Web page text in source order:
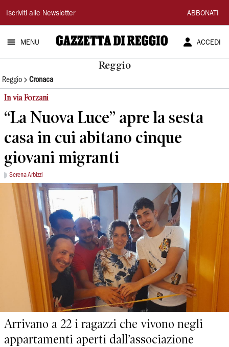
Gazzetta
di
Reggio
Iscriviti alle Newsletter ABBONATI
MENU ACCEDI
Reggio
Reggio Cronaca
In via Forzani
“La Nuova Luce” apre la sesta
casa in cui abitano cinque
giovani migranti
Serena Arbizzi
Arrivano a 22 i ragazzi che vivono negli
appartamenti aperti dall’associazione